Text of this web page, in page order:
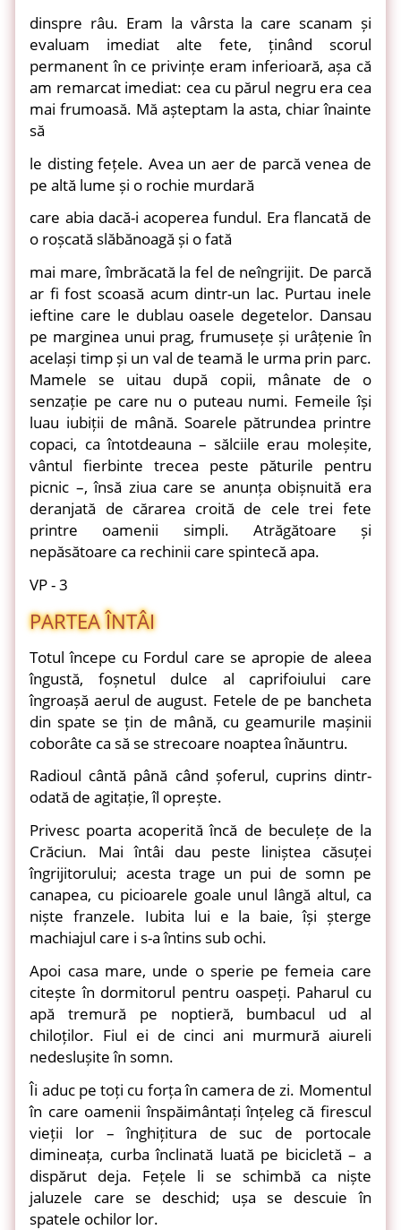
dinspre râu. Eram la vârsta la care scanam și
evaluam imediat alte fete, ținând scorul
permanent în ce privințe eram inferioară, așa că
am remarcat imediat: cea cu părul negru era cea
mai frumoasă. Mă așteptam la asta, chiar înainte
să
le disting fețele. Avea un aer de parcă venea de
pe altă lume și o rochie murdară
care abia dacă-i acoperea fundul. Era flancată de
o roșcată slăbănoagă și o fată
mai mare, îmbrăcată la fel de neîngrijit. De parcă
ar fi fost scoasă acum dintr-un lac. Purtau inele
ieftine care le dublau oasele degetelor. Dansau
pe marginea unui prag, frumusețe și urâțenie în
același timp și un val de teamă le urma prin parc.
Mamele se uitau după copii, mânate de o
senzație pe care nu o puteau numi. Femeile își
luau iubiții de mână. Soarele pătrundea printre
copaci, ca întotdeauna – sălciile erau moleșite,
vântul fierbinte trecea peste păturile pentru
picnic –, însă ziua care se anunța obișnuită era
deranjată de cărarea croită de cele trei fete
printre oamenii simpli. Atrăgătoare și
nepăsătoare ca rechinii care spintecă apa.
VP - 3
PARTEA ÎNTÂI
Totul începe cu Fordul care se apropie de aleea
îngustă, foșnetul dulce al caprifoiului care
îngroașă aerul de august. Fetele de pe bancheta
din spate se țin de mână, cu geamurile mașinii
coborâte ca să se strecoare noaptea înăuntru.
Radioul cântă până când șoferul, cuprins dintr-
odată de agitație, îl oprește.
Privesc poarta acoperită încă de beculețe de la
Crăciun. Mai întâi dau peste liniștea căsuței
îngrijitorului; acesta trage un pui de somn pe
canapea, cu picioarele goale unul lângă altul, ca
niște franzele. Iubita lui e la baie, își șterge
machiajul care i s-a întins sub ochi.
Apoi casa mare, unde o sperie pe femeia care
citește în dormitorul pentru oaspeți. Paharul cu
apă tremură pe noptieră, bumbacul ud al
chiloților. Fiul ei de cinci ani murmură aiureli
nedeslușite în somn.
Îi aduc pe toți cu forța în camera de zi. Momentul
în care oamenii înspăimântați înțeleg că firescul
vieții lor – înghițitura de suc de portocale
dimineața, curba înclinată luată pe bicicletă – a
dispărut deja. Fețele li se schimbă ca niște
jaluzele care se deschid; ușa se descuie în
spatele ochilor lor.